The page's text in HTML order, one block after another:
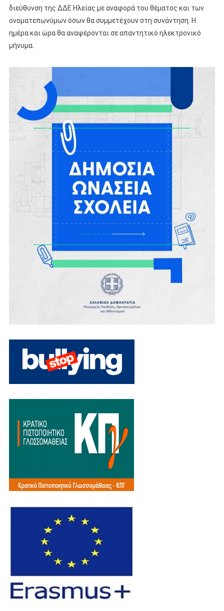
διεύθυνση της ΔΔΕ Ηλείας με αναφορά του θέματος και των
ονοματεπωνύμων όσων θα συμμετέχουν στη συνάντηση. Η
ημέρα και ώρα θα αναφέρονται σε απαντητικό ηλεκτρονικό
μήνυμα.